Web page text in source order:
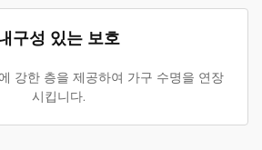
구성 있는 보호
강한 층을 제공하여 가구 수명을 연장
시킵니다.